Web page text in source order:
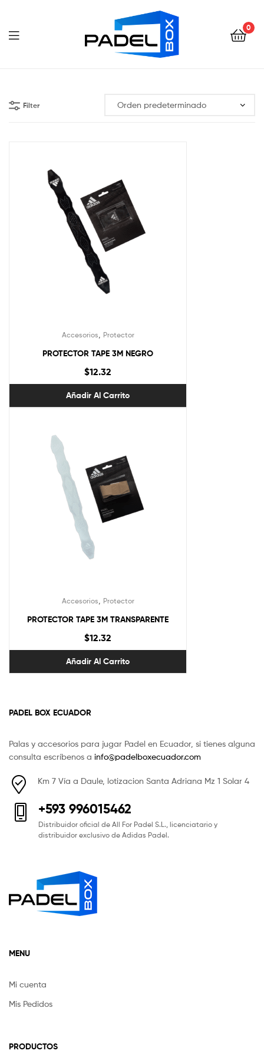
0
Ecuador
Filter
Accesorios Protector
PROTECTOR TAPE 3M NEGRO
$12.32
Añadir Al Carrito
Accesorios Protector
PROTECTOR TAPE 3M TRANSPARENTE
$12.32
Añadir Al Carrito
PADEL BOX ECUADOR
Palas y accesorios para jugar Padel en Ecuador, si tienes alguna
consulta escríbenos a info@padelboxecuador.com
Km 7 Vía a Daule, lotizacion Santa Adriana Mz 1 Solar 4
+593 996015462
Distribuidor oficial de All For Padel S.L., licenciatario y
distribuidor exclusivo de Adidas Padel.
MENU
Mi cuenta
Mis Pedidos
PRODUCTOS